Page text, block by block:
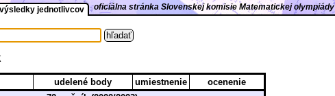
výsledky jednotlivcov oficiálna stránka Slovenskej komisie Matematickej olympiády
udelené body umiestnenie
ocenenie